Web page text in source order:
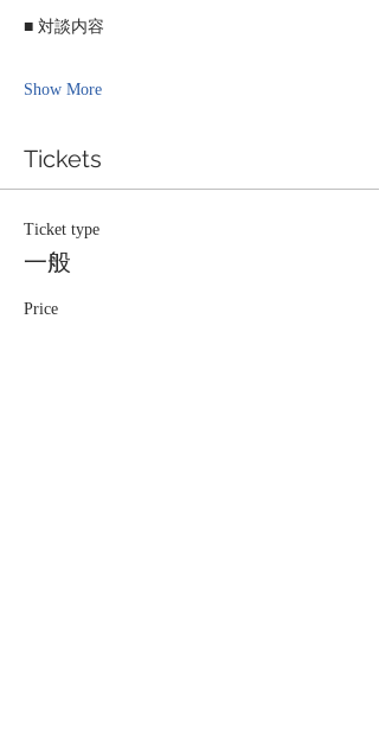
■ 対談内容
Show More
Tickets
Ticket type
一般
Price